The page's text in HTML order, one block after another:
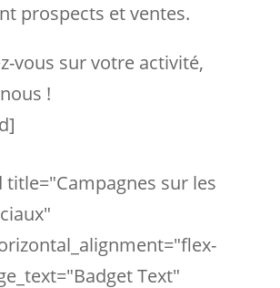
prospects et ventes.
vous sur votre activité,
!
title="Campagnes sur les
Text"